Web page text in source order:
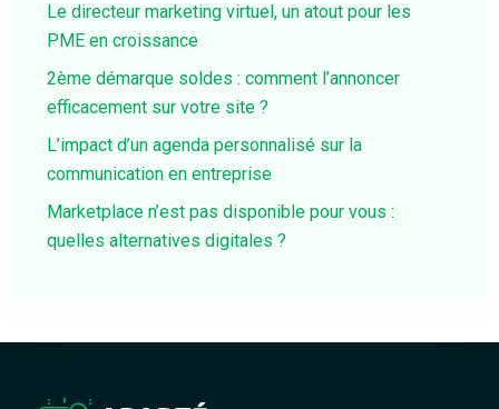
Le directeur marketing virtuel, un atout pour les
PME en croissance
2ème démarque soldes : comment l’annoncer
efficacement sur votre site ?
L’impact d’un agenda personnalisé sur la
communication en entreprise
Marketplace n’est pas disponible pour vous :
quelles alternatives digitales ?